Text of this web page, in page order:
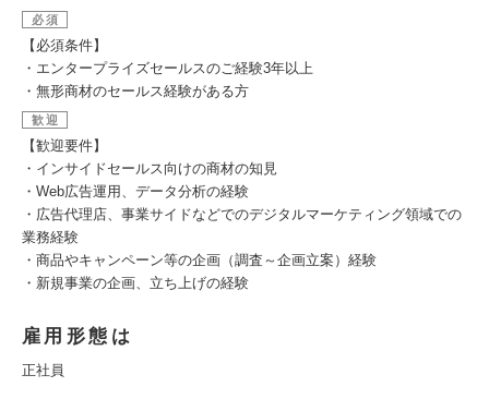
必須
【必須条件】
・エンタープライズセールスのご経験3年以上
・無形商材のセールス経験がある方
歓迎
【歓迎要件】
・インサイドセールス向けの商材の知見
・Web広告運用、データ分析の経験
・広告代理店、事業サイドなどでのデジタルマーケティング領域での
業務経験
・商品やキャンペーン等の企画（調査～企画立案）経験
・新規事業の企画、立ち上げの経験
雇用形態は
正社員